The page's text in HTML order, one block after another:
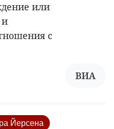
или
с
ВИА
Йерсена